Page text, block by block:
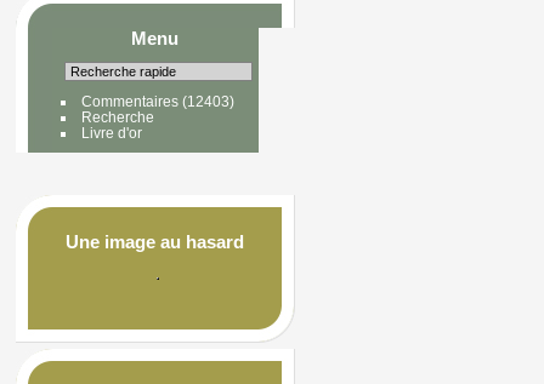
Menu
Commentaires(12403)
Recherche
Livre d'or
Une image au hasard